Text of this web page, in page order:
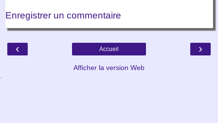
Enregistrer un commentaire
‹ ›
Accueil
Afficher la version Web